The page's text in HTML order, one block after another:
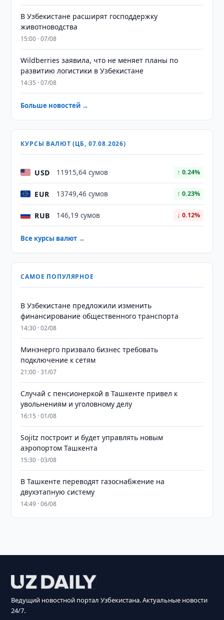
В Узбекистане расширят господдержку
животноводства
15:00 · 07/08
Wildberries заявила, что не меняет планы по
развитию логистики в Узбекистане
14:35 · 07/08
Больше новостей →
КУРСЫ ВАЛЮТ (ЦБ, 07.08.2026)
USD 11915,64 сумов ↑ 0.24%
EUR 13749,46 сумов ↑ 0.23%
RUB 146,19 сумов ↓ 0.12%
Все курсы валют →
САМОЕ ПОПУЛЯРНОЕ
В Узбекистане предложили изменить
финансирование общественного транспорта
14:30 · 02/08
Минэнерго призвало бизнес требовать
подключение к сетям
21:00 · 31/07
Случай с пенсионеркой в Ташкенте привел к
увольнениям и уголовному делу
16:15 · 01/08
Sojitz построит и будет управлять новым
аэропортом Ташкента
15:30 · 03/08
В Ташкенте переводят газоснабжение на
двухэтапную систему
14:49 · 06/08
Ведущий новостной портал Узбекистана. Актуальные новости
24/7.